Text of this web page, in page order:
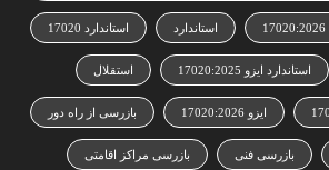
استاندارد استاندارد 17020
استاندارد ایزو 17020:2025 استقلال
ایزو 17020:2026 بازرسی از راه دور
بازرسی فنی بازرسی مراکز اقامتی